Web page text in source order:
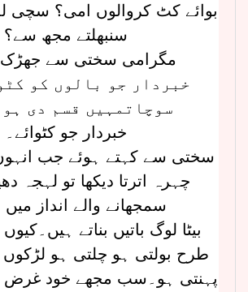
بوائے کٹ کروالوں امی؟ سچی
سنبھلتے مجھ سے؟
مگرامی سختی سے جھڑک
خبردار جو بالوں کو
سوچاتمہیں قسم دی
خبردار جو کٹوائے۔
سختی سے کہتے ہوئے جب
چہرہ اترتا دیکھا تو لہجہ
سمجھانے والے انداز میں
بیٹا لوگ باتیں بناتے
طرح بولتی ہو چلتی ہو
پہنتی ہو۔سب مجھے خود غرض